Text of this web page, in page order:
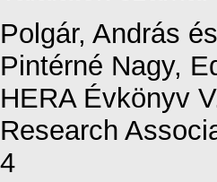
Polgár, András és
Pintérné Nagy,
HERA Évkönyv
Research
4